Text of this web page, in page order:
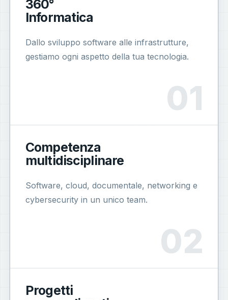
360°
Informatica
Dallo sviluppo software alle infrastrutture,
gestiamo ogni aspetto della tua tecnologia.
Competenza
multidisciplinare
Software, cloud, documentale, networking e
cybersecurity in un unico team.
Progetti